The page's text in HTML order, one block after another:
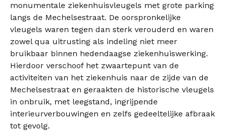
monumentale ziekenhuisvleugels met grote parking
langs de Mechelsestraat. De oorspronkelijke
vleugels waren tegen dan sterk verouderd en waren
zowel qua uitrusting als indeling niet meer
bruikbaar binnen hedendaagse ziekenhuiswerking.
Hierdoor verschoof het zwaartepunt van de
activiteiten van het ziekenhuis naar de zijde van de
Mechelsestraat en geraakten de historische vleugels
in onbruik, met leegstand, ingrijpende
interieurverbouwingen en zelfs gedeeltelijke afbraak
tot gevolg.